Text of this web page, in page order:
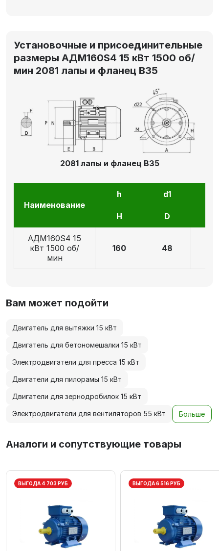
Установочные и присоединительные
размеры АДМ160S4 15 кВт 1500 об/
мин 2081 лапы и фланец В35
2081 лапы и фланец В35
Наименование
h d1
H D
АДМ160S4 15
кВт 1500 об/
мин
160 48
Вам может подойти
Двигатель для вытяжки 15 кВт
Двигатель для бетономешалки 15 кВт
Электродвигатели для пресса 15 кВт
Двигатели для пилорамы 15 кВт
Двигатели для зернодробилок 15 кВт
Электродвигатели для вентиляторов 55 кВт Больше
Аналоги и сопутствующие товары
ВЫГОДА 4 703 РУБ ВЫГОДА 6 516 РУБ